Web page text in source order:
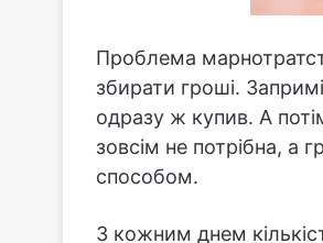
Проблема
збирати гроші.
одразу ж купив. А
зовсім не потрібна, а
способом.
З кожним днем